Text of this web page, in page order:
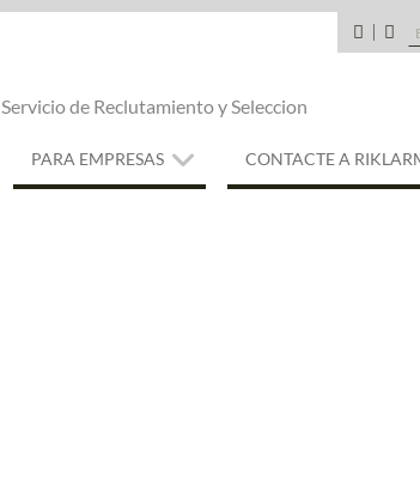
Servicio de Reclutamiento y Seleccion
PARA EMPRESAS CONTACTE A